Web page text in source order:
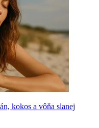
kokos a vôňa slanej